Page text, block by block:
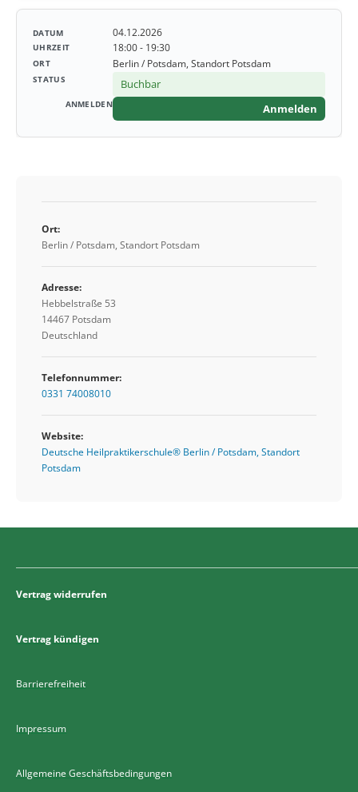
04.12.2026
18:00 - 19:30
Berlin / Potsdam, Standort Potsdam
Buchbar
Anmelden
Ort:
Berlin / Potsdam, Standort Potsdam
Adresse:
Hebbelstraße 53
14467 Potsdam
Deutschland
Telefonnummer:
0331 74008010
Website:
Deutsche Heilpraktikerschule® Berlin / Potsdam, Standort
Potsdam
Vertrag widerrufen
Vertrag kündigen
Barrierefreiheit
Impressum
Allgemeine Geschäftsbedingungen